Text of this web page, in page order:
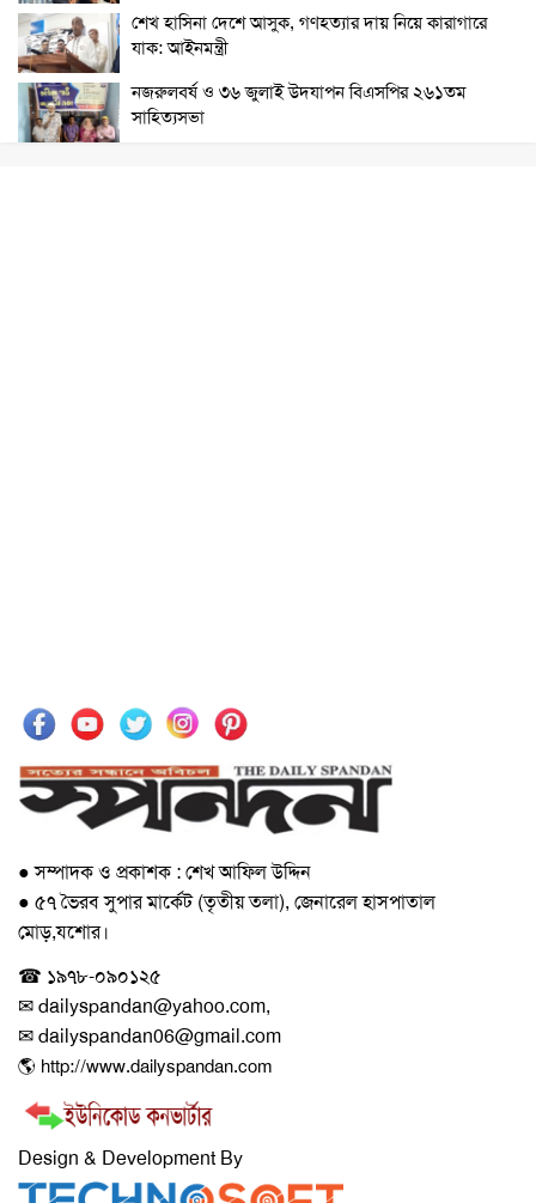
শেখ হাসিনা দেশে আসুক, গণহত্যার দায় নিয়ে কারাগারে
যাক: আইনমন্ত্রী
নজরুলবর্ষ ও ৩৬ জুলাই উদযাপন বিএসপির ২৬১তম
সাহিত্যসভা
● সম্পাদক ও প্রকাশক : শেখ আফিল উদ্দিন
● ৫৭ ভৈরব সুপার মার্কেট (তৃতীয় তলা), জেনারেল হাসপাতাল
মোড়,যশোর।
☎ ১৯৭৮-০৯০১২৫
✉ dailyspandan@yahoo.com,
✉ dailyspandan06@gmail.com
🌎 http://www.dailyspandan.com
Design & Development By